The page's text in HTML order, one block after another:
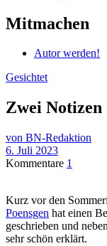
Mitmachen
Autor werden!
Gesichtet
Zwei Notizen
von BN-Redaktion
6. Juli 2023
Kommentare 1
Kurz vor den
Poensgen hat einen
geschrieben und
sehr schön erklärt.